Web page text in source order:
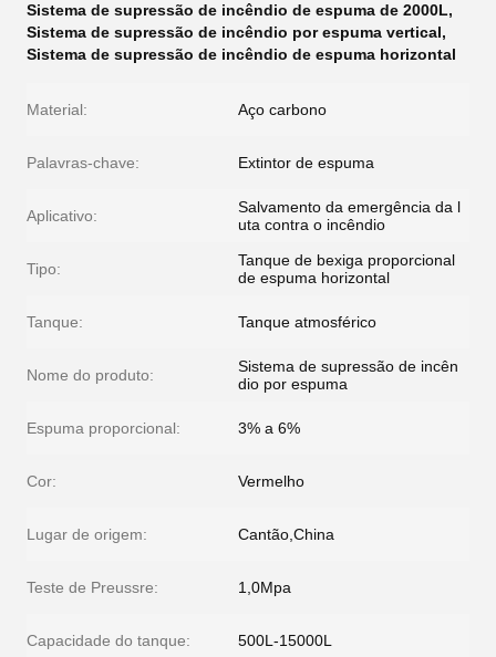
Sistema de supressão de incêndio de espuma de 2000L,
Sistema de supressão de incêndio por espuma vertical,
Sistema de supressão de incêndio de espuma horizontal
Material: Aço carbono
Palavras-chave: Extintor de espuma
Aplicativo:
Salvamento da emergência da l
uta contra o incêndio
Tipo:
Tanque de bexiga proporcional
de espuma horizontal
Tanque: Tanque atmosférico
Nome do produto:
Sistema de supressão de incên
dio por espuma
Espuma proporcional: 3% a 6%
Cor: Vermelho
Lugar de origem: Cantão,China
Teste de Preussre: 1,0Mpa
Capacidade do tanque: 500L-15000L